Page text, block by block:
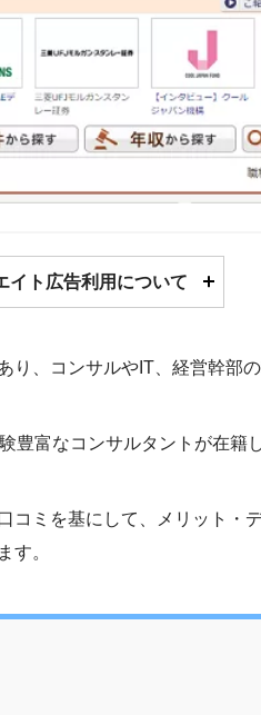
イト広告利用について
り、コンサルやIT、経営幹部
豊富なコンサルタントが在籍
コミを基にして、メリット・
す。